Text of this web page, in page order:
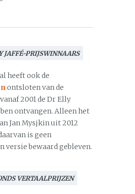
JAFFÉ-PRIJSWINNAARS
heeft ook de
ontsloten van de
2001 de Dr Elly
ontvangen. Alleen het
Jan Mysjkin uit 2012
is geen
versie bewaard gebleven.
VERTAALPRIJZEN